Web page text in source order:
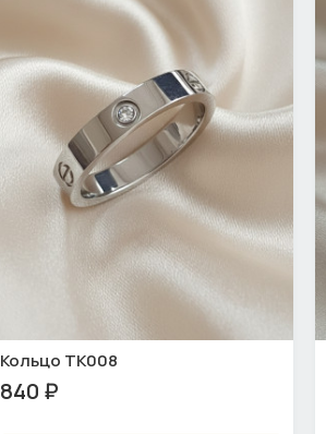
Кольцо ТК008
840 ₽